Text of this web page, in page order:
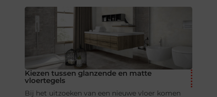
Kiezen tussen glanzende en matte
vloertegels
Bij het uitzoeken van een nieuwe vloer komen